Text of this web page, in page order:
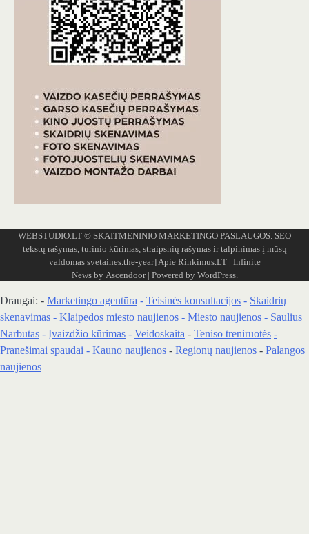
WEBSTUDIO.LT © SKAITMENINIO MARKETINGO PASLAUGOS. SEO
tekstų rašymas, turinio kūrimas, straipsnių rašymas ir talpinimas į mūsų
valdomas svetaines.the-year]Apie Rinkimus.LT| Infinite
News by Ascendoor| Powered by WordPress.
Draugai: - Marketingo agentūra - Teisinės konsultacijos - Skaidrių
skenavimas - Klaipedos miesto naujienos - Miesto naujienos - Saulius
Narbutas - Įvaizdžio kūrimas - Veidoskaita - Teniso treniruotės -
Pranešimai spaudai - Kauno naujienos - Regionų naujienos - Palangos
naujienos